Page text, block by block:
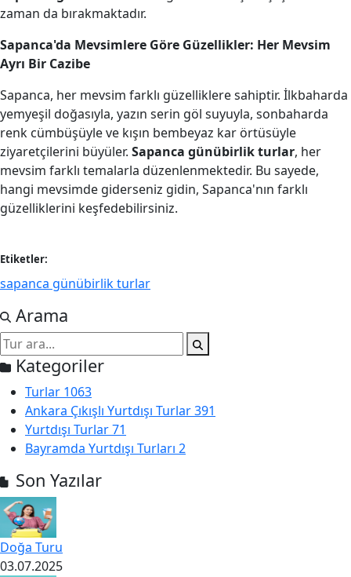
zaman da bırakmaktadır.
Sapanca'da Mevsimlere Göre Güzellikler: Her Mevsim
Ayrı Bir Cazibe
Sapanca, her mevsim farklı güzelliklere sahiptir. İlkbaharda
yemyeşil doğasıyla, yazın serin göl suyuyla, sonbaharda
renk cümbüşüyle ve kışın bembeyaz kar örtüsüyle
ziyaretçilerini büyüler. Sapanca günübirlik turlar, her
mevsim farklı temalarla düzenlenmektedir. Bu sayede,
hangi mevsimde giderseniz gidin, Sapanca'nın farklı
güzelliklerini keşfedebilirsiniz.
Etiketler:
sapanca günübirlik turlar
Arama
Kategoriler
Turlar 1063
Ankara Çıkışlı Yurtdışı Turlar391
Yurtdışı Turlar71
Bayramda Yurtdışı Turları 2
Son Yazılar
Doğa Turu
03.07.2025